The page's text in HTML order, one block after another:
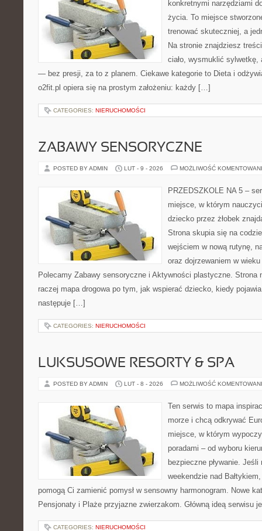
konkretnymi narzędziami
życia. To miejsce
trenować skuteczniej, a
Na stronie znajdziesz
ciało, wysmuklić sylwetkę,
— bez presji, za to z planem. Ciekawe kategorie to Dieta i
o2fit.pl opiera się na prostym założeniu: każdy […]
CATEGORIES: NIERUCHOMOŚCI
ZABAWY SENSORYCZNE
POSTED BY ADMIN LUT - 9 - 2026 MOŻLIWOŚĆ
PRZEDSZKOLE NA 5 –
miejsce, w którym
dziecko przez żłobek
Strona skupia się na
wejściem w nową rutynę,
oraz dojrzewaniem w
Polecamy Zabawy sensoryczne i Aktywności plastyczne. Strona
raczej mapa drogowa po tym, jak wspierać dziecko, kiedy
następuje […]
CATEGORIES: NIERUCHOMOŚCI
LUKSUSOWE RESORTY & SPA
POSTED BY ADMIN LUT - 8 - 2026 MOŻLIWOŚĆ
Ten serwis to mapa
morze i chcą odkrywać
miejsce, w którym
poradami – od wyboru
bezpieczne pływanie.
weekendzie nad
pomogą Ci zamienić pomysł w sensowny harmonogram. Nowe
Pensjonaty i Plaże przyjazne zwierzakom. Główną ideą serwisu
CATEGORIES: NIERUCHOMOŚCI